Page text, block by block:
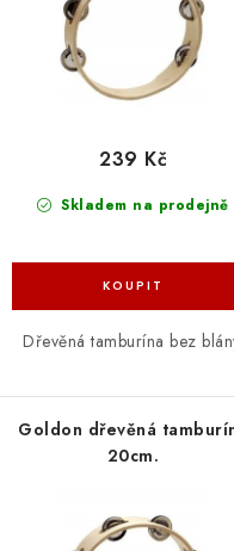
ZÁSADY ZPRACOVÁNÍ
Skladem na prodejně
239 Kč
Dřevěná tamburína bez
Goldon dřevěná
20cm.